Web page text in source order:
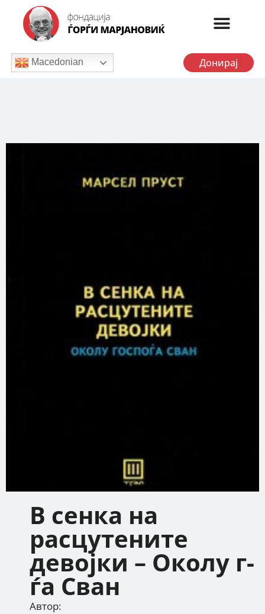
Macedonian Донирај
В сенка на
расцутените
девојки – Околу г-
ѓа Сван
Автор: